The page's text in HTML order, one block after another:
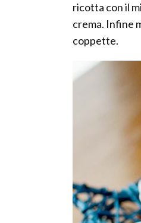
ricotta con il
crema. Infine
coppette.